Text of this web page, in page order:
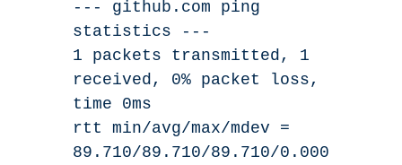
--- github.com ping
statistics ---
1 packets transmitted, 1
received, 0% packet loss,
time 0ms
rtt min/avg/max/mdev =
89.710/89.710/89.710/0.000